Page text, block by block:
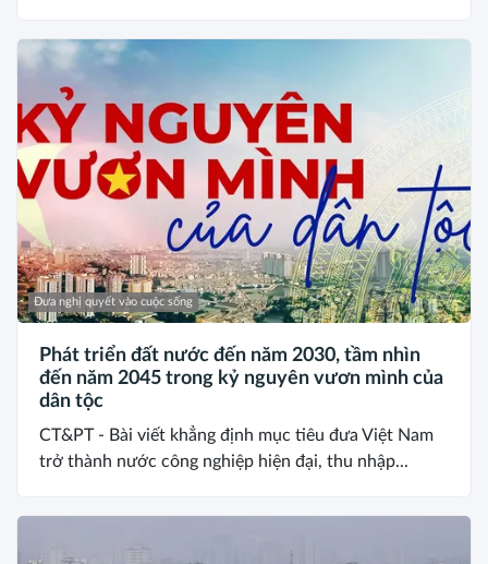
Đưa nghị quyết vào cuộc sống
Phát triển đất nước đến năm 2030, tầm nhìn
đến năm 2045 trong kỷ nguyên vươn mình của
dân tộc
CT&PT - Bài viết khẳng định mục tiêu đưa Việt Nam
trở thành nước công nghiệp hiện đại, thu nhập...